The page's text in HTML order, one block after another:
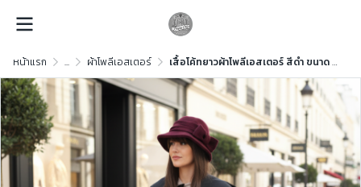
หน้าแรก ... ผ้าโพลีเอสเตอร์ เสื้อโค้ทยาวผ้าโพลีเอสเตอร์ สีดำ ขนาด Free Size ผ้าโพลีเอสเตอร์ สีดำ ขนาด Free Size ผ้าโพลีเอสเตอร์ สีดำ ขนาด Free Size